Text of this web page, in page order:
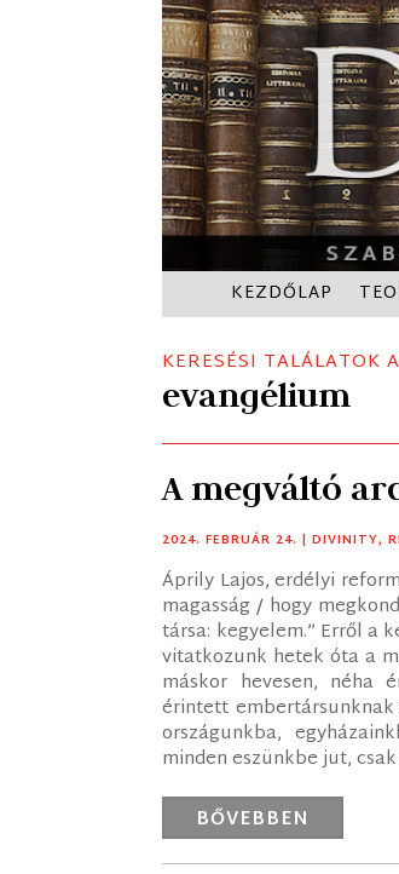
KEZDŐLAP
KERESÉSI TALÁLATOK
evangélium
A megváltó
2024. FEBRUÁR 24. |DIVINITY,
Áprily Lajos, erdélyi
magasság / hogy
társa: kegyelem.” Erről a
vitatkozunk hetek óta a
máskor hevesen, néha
érintett
országunkba,
minden eszünkbe jut,
BŐVEBBEN